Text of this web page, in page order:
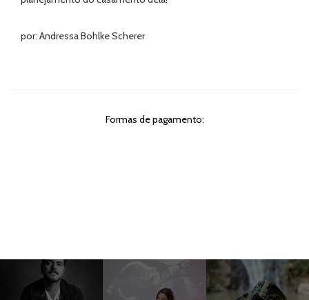
por: Andressa Bohlke Scherer
Formas de pagamento: